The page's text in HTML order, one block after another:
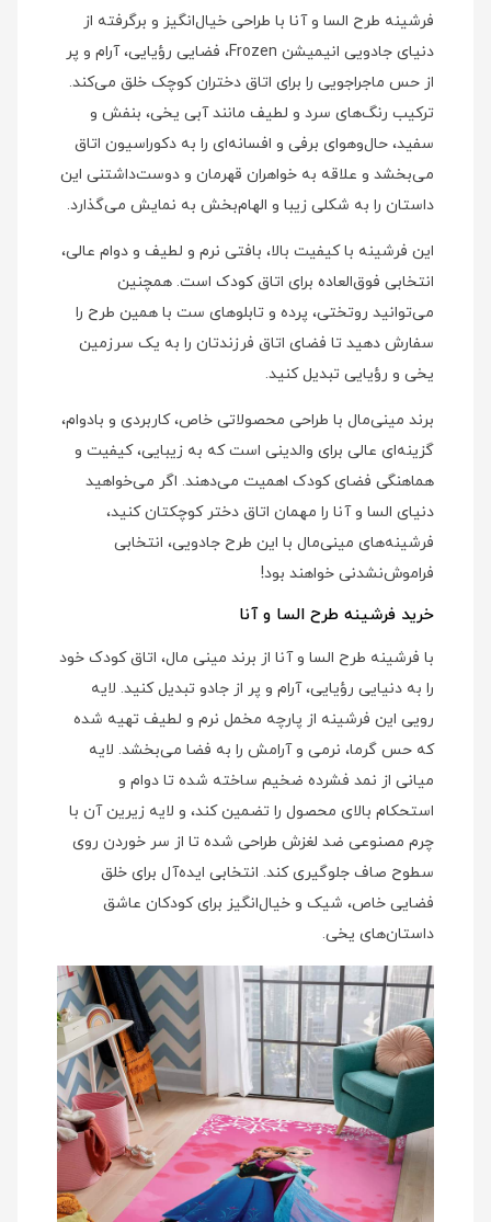
فرشینه طرح السا و آنا با طراحی خیال‌انگیز و برگرفته از
دنیای جادویی انیمیشن Frozen، فضایی رؤیایی، آرام و پر
از حس ماجراجویی را برای اتاق دختران کوچک خلق می‌کند.
ترکیب رنگ‌های سرد و لطیف مانند آبی یخی، بنفش و
سفید، حال‌و‌هوای برفی و افسانه‌ای را به دکوراسیون اتاق
می‌بخشد و علاقه به خواهران قهرمان و دوست‌داشتنی این
داستان را به شکلی زیبا و الهام‌بخش به نمایش می‌گذارد.
این فرشینه با کیفیت بالا، بافتی نرم و لطیف و دوام عالی،
انتخابی فوق‌العاده برای اتاق کودک است. همچنین
می‌توانید روتختی، پرده و تابلوهای ست با همین طرح را
سفارش دهید تا فضای اتاق فرزندتان را به یک سرزمین
یخی و رؤیایی تبدیل کنید.
برند مینی‌مال با طراحی محصولاتی خاص، کاربردی و بادوام،
گزینه‌ای عالی برای والدینی است که به زیبایی، کیفیت و
هماهنگی فضای کودک اهمیت می‌دهند. اگر می‌خواهید
دنیای السا و آنا را مهمان اتاق دختر کوچکتان کنید،
فرشینه‌های مینی‌مال با این طرح جادویی، انتخابی
فراموش‌نشدنی خواهند بود!
خرید فرشینه طرح السا و آنا
با فرشینه طرح السا و آنا از برند مینی‌ مال، اتاق کودک خود
را به دنیایی رؤیایی، آرام و پر از جادو تبدیل کنید. لایه
رویی این فرشینه از پارچه مخمل نرم و لطیف تهیه شده
که حس گرما، نرمی و آرامش را به فضا می‌بخشد. لایه
میانی از نمد فشرده ضخیم ساخته شده تا دوام و
استحکام بالای محصول را تضمین کند، و لایه زیرین آن با
چرم مصنوعی ضد لغزش طراحی شده تا از سر خوردن روی
سطوح صاف جلوگیری کند. انتخابی ایده‌آل برای خلق
فضایی خاص، شیک و خیال‌انگیز برای کودکان عاشق
داستان‌های یخی.